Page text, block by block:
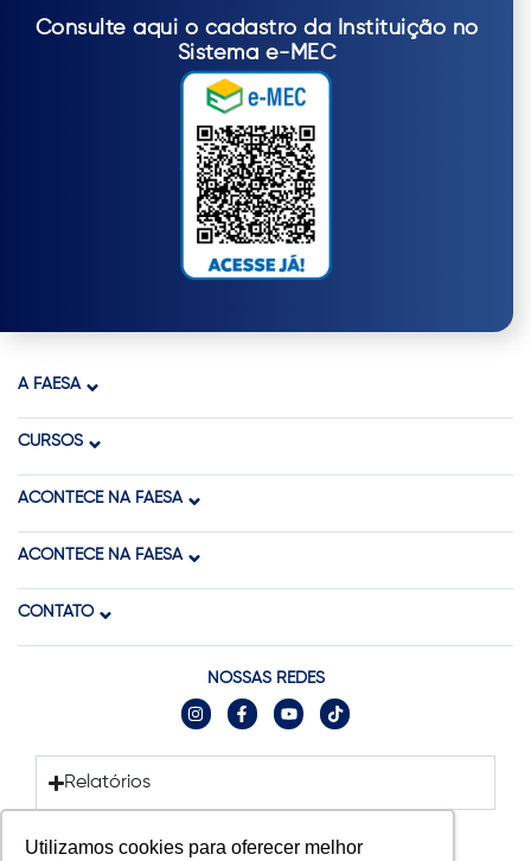
Utilizamos cookies para oferecer melhor
Consulte aqui o cadastro da Instituição no
Sistema e-MEC
A FAESA
CURSOS
ACONTECE NA FAESA
ACONTECE NA FAESA
CONTATO
NOSSAS REDES
Relatórios